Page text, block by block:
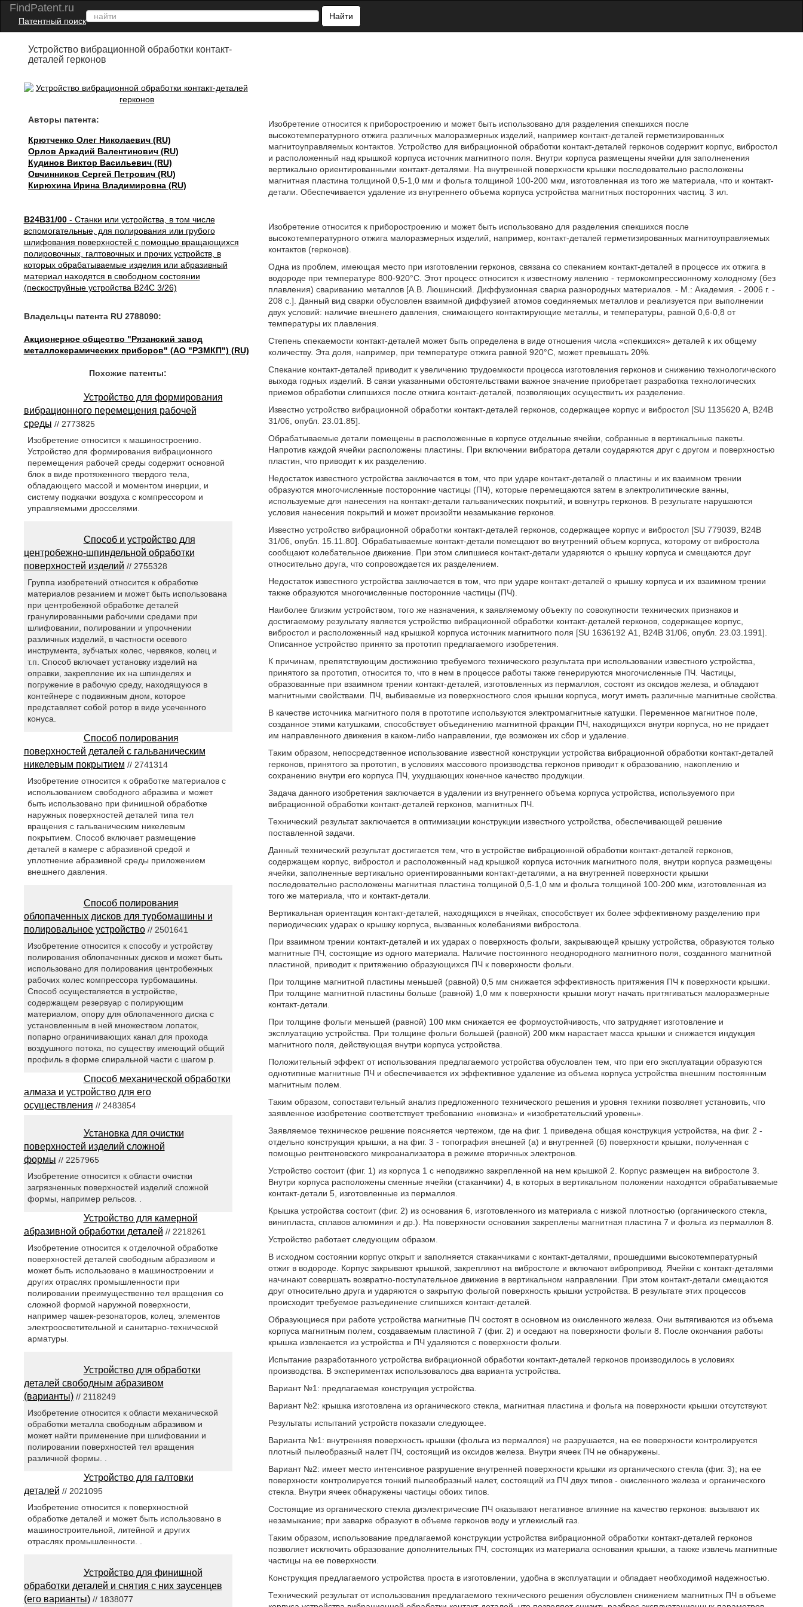
FindPatent.ru
Патентный поиск
Найти
Устройство вибрационной обработки контакт-
деталей герконов
Авторы патента:
Крютченко Олег Николаевич (RU)
Орлов Аркадий Валентинович (RU)
Кудинов Виктор Васильевич (RU)
Овчинников Сергей Петрович (RU)
Кирюхина Ирина Владимировна (RU)
B24B31/00- Станки или устройства, в том числе
вспомогательные, для полирования или грубого
шлифования поверхностей с помощью вращающихся
полировочных, галтовочных и прочих устройств, в
которых обрабатываемые изделия или абразивный
материал находятся в свободном состоянии
(пескоструйные устройства B24C 3/26)
Владельцы патента RU 2788090:
Акционерное общество "Рязанский завод
металлокерамических приборов" (АО "РЗМКП") (RU)
Изобретение относится к приборостроению и может быть использовано для разделения спекшихся после
высокотемпературного отжига различных малоразмерных изделий, например контакт-деталей герметизированных
магнитоуправляемых контактов. Устройство для вибрационной обработки контакт-деталей герконов содержит корпус, вибростол
и расположенный над крышкой корпуса источник магнитного поля. Внутри корпуса размещены ячейки для заполненения
вертикально ориентированными контакт-деталями. На внутренней поверхности крышки последовательно расположены
магнитная пластина толщиной 0,5-1,0 мм и фольга толщиной 100-200 мкм, изготовленная из того же материала, что и контакт-
детали. Обеспечивается удаление из внутреннего объема корпуса устройства магнитных посторонних частиц. 3 ил.
Изобретение относится к приборостроению и может быть использовано для разделения спекшихся после
высокотемпературного отжига малоразмерных изделий, например, контакт-деталей герметизированных магнитоуправляемых
контактов (герконов).
Одна из проблем, имеющая место при изготовлении герконов, связана со спеканием контакт-деталей в процессе их отжига в
водороде при температуре 800-920°С. Этот процесс относится к известному явлению - термокомпрессионному холодному (без
плавления) свариванию металлов [А.В. Люшинский. Диффузионная сварка разнородных материалов. - М.: Академия. - 2006 г. -
208 с.]. Данный вид сварки обусловлен взаимной диффузией атомов соединяемых металлов и реализуется при выполнении
двух условий: наличие внешнего давления, сжимающего контактирующие металлы, и температуры, равной 0,6-0,8 от
температуры их плавления.
Степень спекаемости контакт-деталей может быть определена в виде отношения числа «спекшихся» деталей к их общему
количеству. Эта доля, например, при температуре отжига равной 920°С, может превышать 20%.
Спекание контакт-деталей приводит к увеличению трудоемкости процесса изготовления герконов и снижению технологического
выхода годных изделий. В связи указанными обстоятельствами важное значение приобретает разработка технологических
приемов обработки слипшихся после отжига контакт-деталей, позволяющих осуществить их разделение.
Известно устройство вибрационной обработки контакт-деталей герконов, содержащее корпус и вибростол [SU 1135620 А, В24В
31/06, опубл. 23.01.85].
Обрабатываемые детали помещены в расположенные в корпусе отдельные ячейки, собранные в вертикальные пакеты.
Напротив каждой ячейки расположены пластины. При включении вибратора детали соударяются друг с другом и поверхностью
пластин, что приводит к их разделению.
Недостаток известного устройства заключается в том, что при ударе контакт-деталей о пластины и их взаимном трении
образуются многочисленные посторонние частицы (ПЧ), которые перемещаются затем в электролитические ванны,
используемые для нанесения на контакт-детали гальванических покрытий, и вовнутрь герконов. В результате нарушаются
условия нанесения покрытий и может произойти незамыкание герконов.
Известно устройство вибрационной обработки контакт-деталей герконов, содержащее корпус и вибростол [SU 779039, В24В
31/06, опубл. 15.11.80]. Обрабатываемые контакт-детали помещают во внутренний объем корпуса, которому от вибростола
сообщают колебательное движение. При этом слипшиеся контакт-детали ударяются о крышку корпуса и смещаются друг
относительно друга, что сопровождается их разделением.
Недостаток известного устройства заключается в том, что при ударе контакт-деталей о крышку корпуса и их взаимном трении
также образуются многочисленные посторонние частицы (ПЧ).
Наиболее близким устройством, того же назначения, к заявляемому объекту по совокупности технических признаков и
достигаемому результату является устройство вибрационной обработки контакт-деталей герконов, содержащее корпус,
вибростол и расположенный над крышкой корпуса источник магнитного поля [SU 1636192 А1, В24В 31/06, опубл. 23.03.1991].
Описанное устройство принято за прототип предлагаемого изобретения.
К причинам, препятствующим достижению требуемого технического результата при использовании известного устройства,
принятого за прототип, относится то, что в нем в процессе работы также генерируются многочисленные ПЧ. Частицы,
образованные при взаимном трении контакт-деталей, изготовленных из пермаллоя, состоят из оксидов железа, и обладают
магнитными свойствами. ПЧ, выбиваемые из поверхностного слоя крышки корпуса, могут иметь различные магнитные свойства.
В качестве источника магнитного поля в прототипе используются электромагнитные катушки. Переменное магнитное поле,
созданное этими катушками, способствует объединению магнитной фракции ПЧ, находящихся внутри корпуса, но не придает
им направленного движения в каком-либо направлении, где возможен их сбор и удаление.
Таким образом, непосредственное использование известной конструкции устройства вибрационной обработки контакт-деталей
герконов, принятого за прототип, в условиях массового производства герконов приводит к образованию, накоплению и
сохранению внутри его корпуса ПЧ, ухудшающих конечное качество продукции.
Задача данного изобретения заключается в удалении из внутреннего объема корпуса устройства, используемого при
вибрационной обработки контакт-деталей герконов, магнитных ПЧ.
Технический результат заключается в оптимизации конструкции известного устройства, обеспечивающей решение
поставленной задачи.
Данный технический результат достигается тем, что в устройстве вибрационной обработки контакт-деталей герконов,
содержащем корпус, вибростол и расположенный над крышкой корпуса источник магнитного поля, внутри корпуса размещены
ячейки, заполненные вертикально ориентированными контакт-деталями, а на внутренней поверхности крышки
последовательно расположены магнитная пластина толщиной 0,5-1,0 мм и фольга толщиной 100-200 мкм, изготовленная из
того же материала, что и контакт-детали.
Вертикальная ориентация контакт-деталей, находящихся в ячейках, способствует их более эффективному разделению при
периодических ударах о крышку корпуса, вызванных колебаниями вибростола.
При взаимном трении контакт-деталей и их ударах о поверхность фольги, закрывающей крышку устройства, образуются только
магнитные ПЧ, состоящие из одного материала. Наличие постоянного неоднородного магнитного поля, созданного магнитной
пластиной, приводит к притяжению образующихся ПЧ к поверхности фольги.
При толщине магнитной пластины меньшей (равной) 0,5 мм снижается эффективность притяжения ПЧ к поверхности крышки.
При толщине магнитной пластины больше (равной) 1,0 мм к поверхности крышки могут начать притягиваться малоразмерные
контакт-детали.
При толщине фольги меньшей (равной) 100 мкм снижается ее формоустойчивость, что затрудняет изготовление и
эксплуатацию устройства. При толщине фольги большей (равной) 200 мкм нарастает масса крышки и снижается индукция
магнитного поля, действующая внутри корпуса устройства.
Положительный эффект от использования предлагаемого устройства обусловлен тем, что при его эксплуатации образуются
однотипные магнитные ПЧ и обеспечивается их эффективное удаление из объема корпуса устройства внешним постоянным
магнитным полем.
Таким образом, сопоставительный анализ предложенного технического решения и уровня техники позволяет установить, что
заявленное изобретение соответствует требованию «новизна» и «изобретательский уровень».
Заявляемое техническое решение поясняется чертежом, где на фиг. 1 приведена общая конструкция устройства, на фиг. 2 -
отдельно конструкция крышки, а на фиг. 3 - топография внешней (а) и внутренней (б) поверхности крышки, полученная с
помощью рентгеновского микроанализатора в режиме вторичных электронов.
Устройство состоит (фиг. 1) из корпуса 1 с неподвижно закрепленной на нем крышкой 2. Корпус размещен на вибростоле 3.
Внутри корпуса расположены сменные ячейки (стаканчики) 4, в которых в вертикальном положении находятся обрабатываемые
контакт-детали 5, изготовленные из пермаллоя.
Крышка устройства состоит (фиг. 2) из основания 6, изготовленного из материала с низкой плотностью (органического стекла,
винипласта, сплавов алюминия и др.). На поверхности основания закреплены магнитная пластина 7 и фольга из пермаллоя 8.
Устройство работает следующим образом.
В исходном состоянии корпус открыт и заполняется стаканчиками с контакт-деталями, прошедшими высокотемпературный
отжиг в водороде. Корпус закрывают крышкой, закрепляют на вибростоле и включают вибропривод. Ячейки с контакт-деталями
начинают совершать возвратно-поступательное движение в вертикальном направлении. При этом контакт-детали смещаются
друг относительно друга и ударяются о закрытую фольгой поверхность крышки устройства. В результате этих процессов
происходит требуемое разъединение слипшихся контакт-деталей.
Образующиеся при работе устройства магнитные ПЧ состоят в основном из окисленного железа. Они вытягиваются из объема
корпуса магнитным полем, создаваемым пластиной 7 (фиг. 2) и оседают на поверхности фольги 8. После окончания работы
крышка извлекается из устройства и ПЧ удаляются с поверхности фольги.
Испытание разработанного устройства вибрационной обработки контакт-деталей герконов производилось в условиях
производства. В экспериментах использовалось два варианта устройства.
Вариант №1: предлагаемая конструкция устройства.
Вариант №2: крышка изготовлена из органического стекла, магнитная пластина и фольга на поверхности крышки отсутствуют.
Результаты испытаний устройств показали следующее.
Варианта №1: внутренняя поверхность крышки (фольга из пермаллоя) не разрушается, на ее поверхности контролируется
плотный пылеобразный налет ПЧ, состоящий из оксидов железа. Внутри ячеек ПЧ не обнаружены.
Вариант №2: имеет место интенсивное разрушение внутренней поверхности крышки из органического стекла (фиг. 3); на ее
поверхности контролируется тонкий пылеобразный налет, состоящий из ПЧ двух типов - окисленного железа и органического
стекла. Внутри ячеек обнаружены частицы обоих типов.
Состоящие из органического стекла диэлектрические ПЧ оказывают негативное влияние на качество герконов: вызывают их
незамыкание; при заварке образуют в объеме герконов воду и углекислый газ.
Таким образом, использование предлагаемой конструкции устройства вибрационной обработки контакт-деталей герконов
позволяет исключить образование дополнительных ПЧ, состоящих из материала основания крышки, а также извлечь магнитные
частицы на ее поверхности.
Конструкция предлагаемого устройства проста в изготовлении, удобна в эксплуатации и обладает необходимой надежностью.
Технический результат от использования предлагаемого технического решения обусловлен снижением магнитных ПЧ в объеме
Похожие патенты:
Устройство для формирования
вибрационного перемещения рабочей
среды // 2773825
Изобретение относится к машиностроению.
Устройство для формирования вибрационного
перемещения рабочей среды содержит основной
блок в виде протяженного твердого тела,
обладающего массой и моментом инерции, и
систему подкачки воздуха с компрессором и
управляемыми дросселями.
Способ и устройство для
центробежно-шпиндельной обработки
поверхностей изделий // 2755328
Группа изобретений относится к обработке
материалов резанием и может быть использована
при центробежной обработке деталей
гранулированными рабочими средами при
шлифовании, полировании и упрочнении
различных изделий, в частности осевого
инструмента, зубчатых колес, червяков, колец и
т.п. Способ включает установку изделий на
оправки, закрепление их на шпинделях и
погружение в рабочую среду, находящуюся в
контейнере с подвижным дном, которое
представляет собой ротор в виде усеченного
конуса.
Способ полирования
поверхностей деталей с гальваническим
никелевым покрытием // 2741314
Изобретение относится к обработке материалов с
использованием свободного абразива и может
быть использовано при финишной обработке
наружных поверхностей деталей типа тел
вращения с гальваническим никелевым
покрытием. Способ включает размещение
деталей в камере с абразивной средой и
уплотнение абразивной среды приложением
внешнего давления.
Способ полирования
облопаченных дисков для турбомашины и
полировальное устройство// 2501641
Изобретение относится к способу и устройству
полирования облопаченных дисков и может быть
использовано для полирования центробежных
рабочих колес компрессора турбомашины.
Способ осуществляется в устройстве,
содержащем резервуар с полирующим
материалом, опору для облопаченного диска с
установленным в ней множеством лопаток,
попарно ограничивающих канал для прохода
воздушного потока, по существу имеющий общий
профиль в форме спиральной части с шагом p.
Способ механической обработки
алмаза и устройство для его
осуществления // 2483854
Установка для очистки
поверхностей изделий сложной
формы // 2257965
Изобретение относится к области очистки
загрязненных поверхностей изделий сложной
формы, например рельсов. .
Устройство для камерной
абразивной обработки деталей // 2218261
Изобретение относится к отделочной обработке
поверхностей деталей свободным абразивом и
может быть использовано в машиностроении и
других отраслях промышленности при
полировании преимущественно тел вращения со
сложной формой наружной поверхности,
например чашек-резонаторов, колец, элементов
электроосветительной и санитарно-технической
арматуры.
Устройство для обработки
деталей свободным абразивом
(варианты)// 2118249
Изобретение относится к области механической
обработки металла свободным абразивом и
может найти применение при шлифовании и
полировании поверхностей тел вращения
различной формы. .
Устройство для галтовки
деталей // 2021095
Изобретение относится к поверхностной
обработке деталей и может быть использовано в
машиностроительной, литейной и других
отраслях промышленности. .
Устройство для финишной
обработки деталей и снятия с них заусенцев
(его варианты)// 1838077